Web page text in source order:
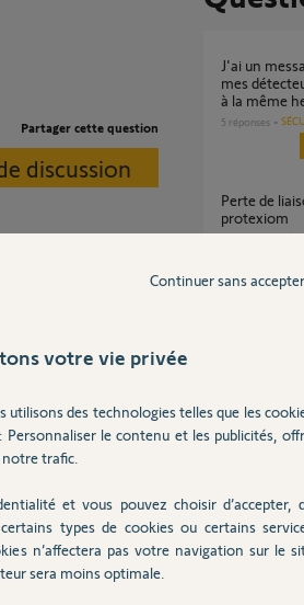
Partager cette question
discussion
J'ai un message de perte de liaison d'un de
mes
à la même
5 réponses
Perte de liaison détecteur de mouvement
protexiom
qui ne
d'alarme
Perte de
votre vie privée
des technologies telles que les
le contenu et les publicités,
trafic.
et vous pouvez choisir d’accepter,
types de cookies ou certains
n’affectera pas votre navigation sur le
sera moins optimale.
Continuer sans